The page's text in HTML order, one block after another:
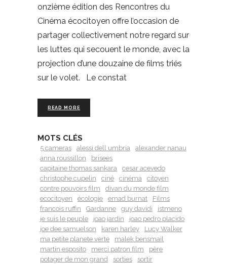
onzième édition des Rencontres du
Cinéma écocitoyen offre l’occasion de
partager collectivement notre regard sur
les luttes qui secouent le monde, avec la
projection d’une douzaine de films triés
sur le volet. Le constat
READ MORE
MOTS CLÉS
5 cameras alessi dell umbria
alexander nanau
anna roussillon
brisees
capitaine thomas sankara
cesar acevedo
christophe cupelin
ciné cinéma
citoyen
contre pouvoirs film
divan du monde film
ecocitoyen
écologie emad burnat
Films
francois ruffin
Gardanne guy davidi
istmeno
je suis le peuple
joao jardin
joao pedro placido
joe dee samuelson
karen harley
Lucy Walker
ma petite planete verte
malek bensmail
martin esposito
merci patron film
père
potager de mon grand
sorties
sortir